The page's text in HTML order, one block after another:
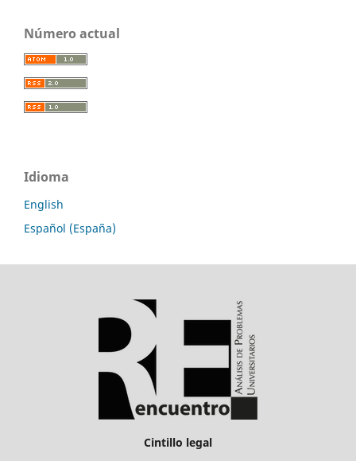
Número actual
Idioma
English
Español (España)
Cintillo legal